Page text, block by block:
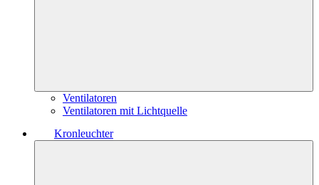
Ventilatoren
Ventilatoren mit Lichtquelle
Kronleuchter